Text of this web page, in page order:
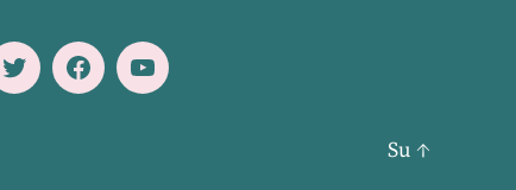
TwitterFacebookYoutube
Su ↑